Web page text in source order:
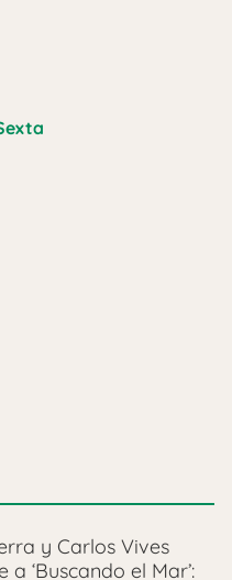
y Carlos Vives
‘Buscando el Mar’: